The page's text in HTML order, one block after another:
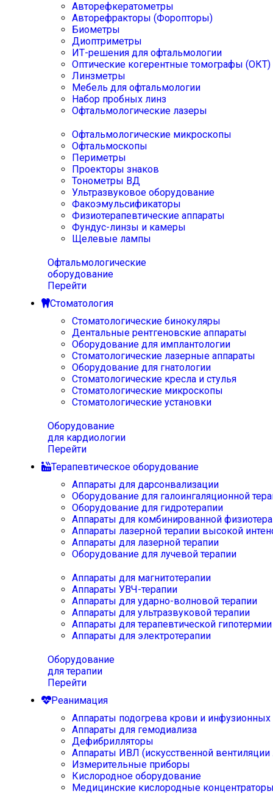
Авторефкератометры
Авторефракторы (Форопторы)
Биометры
Диоптриметры
ИТ-решения для офтальмологии
Оптические когерентные томографы (ОКТ)
Линзметры
Мебель для офтальмологии
Набор пробных линз
Офтальмологические лазеры
Офтальмологические микроскопы
Офтальмоскопы
Периметры
Проекторы знаков
Тонометры ВД
Ультразвуковое оборудование
Факоэмульсификаторы
Физиотерапевтические аппараты
Фундус-линзы и камеры
Щелевые лампы
Офтальмологические
оборудование
Перейти
Стоматология
Стоматологические бинокуляры
Дентальные рентгеновские аппараты
Оборудование для имплантологии
Стоматологические лазерные аппараты
Оборудование для гнатологии
Стоматологические кресла и стулья
Стоматологические микроскопы
Стоматологические установки
Оборудование
для кардиологии
Перейти
Терапевтическое оборудование
Аппараты для дарсонвализации
Оборудование для галоингаляционной
Оборудование для гидротерапии
Аппараты для комбинированной
Аппараты лазерной терапии высокой
Аппараты для лазерной терапии
Оборудование для лучевой терапии
Аппараты для магнитотерапии
Аппараты УВЧ-терапии
Аппараты для ударно-волновой терапии
Аппараты для ультразвуковой терапии
Аппараты для терапевтической
Аппараты для электротерапии
Оборудование
для терапии
Перейти
Реанимация
Аппараты подогрева крови и инфузионных
Аппараты для гемодиализа
Дефибрилляторы
Аппараты ИВЛ (искусственной вентиляции
Измерительные приборы
Кислородное оборудование
Медицинские кислородные